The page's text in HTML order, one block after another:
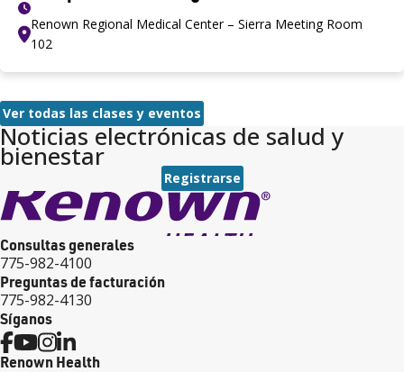
Renown Regional Medical Center – Sierra Meeting Room
102
Ver todas las clases y eventos
Noticias electrónicas de salud y
bienestar
Registrarse
Consultas generales
775-982-4100
Preguntas de facturación
775-982-4130
Síganos
Renown Health